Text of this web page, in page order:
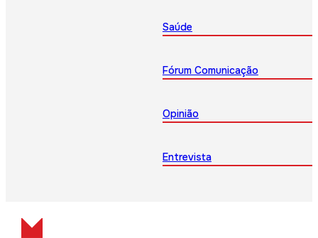
Saúde
Fórum Comunicação
Opinião
Entrevista